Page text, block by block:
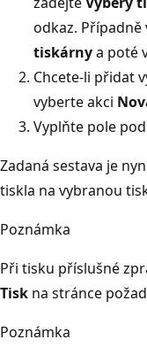
odkaz.
tiskárnya poté
Chcete-li přidat
vyberte akci
Vyplňte pole
Zadaná sestava je
tiskla na vybranou
Poznámka
Při tisku příslušné
Tisk na stránce
Poznámka